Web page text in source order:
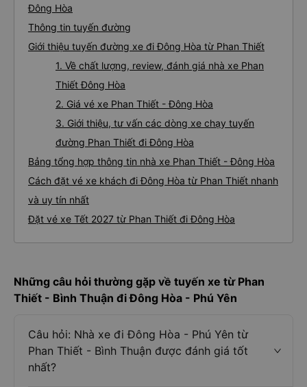
Đông Hòa
Thông tin tuyến đường
Giới thiệu tuyến đường xe đi Đông Hòa từ Phan Thiết
1. Về chất lượng, review, đánh giá nhà xe Phan
Thiết Đông Hòa
2. Giá vé xe Phan Thiết - Đông Hòa
3. Giới thiệu, tư vấn các dòng xe chạy tuyến
đường Phan Thiết đi Đông Hòa
Bảng tổng hợp thông tin nhà xe Phan Thiết - Đông Hòa
Cách đặt vé xe khách đi Đông Hòa từ Phan Thiết nhanh
và uy tín nhất
Đặt vé xe Tết 2027 từ Phan Thiết đi Đông Hòa
Những câu hỏi thường gặp về tuyến xe từ Phan
Thiết - Bình Thuận đi Đông Hòa - Phú Yên
Câu hỏi: Nhà xe đi Đông Hòa - Phú Yên từ
Phan Thiết - Bình Thuận được đánh giá tốt
nhất?